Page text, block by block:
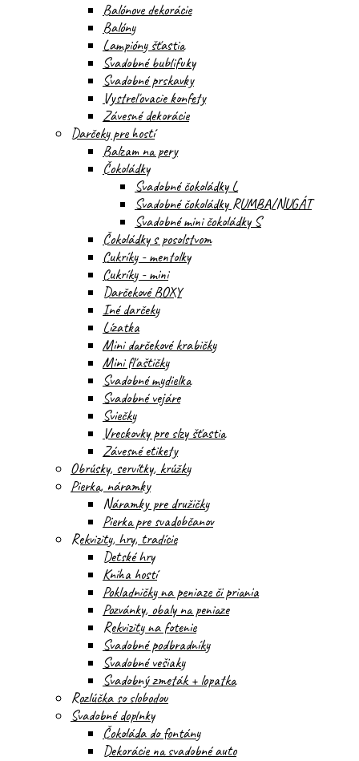
Balónove dekorácie
Balóny
Lampióny šťastia
Svadobné bublifuky
Svadobné prskavky
Vystreľovacie konfety
Závesné dekorácie
Darčeky pre hostí
Balzam na pery
Čokoládky
Svadobné čokoládky L
Svadobné čokoládky RUMBA/NUGÁT
Svadobné mini čokoládky S
Čokoládky s posolstvom
Cukríky - mentolky
Cukríky - mini
Darčekové BOXY
Iné darčeky
Lízatka
Mini darčekové krabičky
Mini fľaštičky
Svadobné mydielka
Svadobné vejáre
Sviečky
Vreckovky pre slzy šťastia
Závesné etikety
Obrúsky, servítky, krúžky
Pierka, náramky
Náramky pre družičky
Pierka pre svadobčanov
Rekvizity, hry, tradície
Detské hry
Kniha hostí
Pokladničky na peniaze či priania
Pozvánky, obaly na peniaze
Rekvizity na fotenie
Svadobné podbradníky
Svadobné vešiaky
Svadobný zmeták + lopatka
Rozlúčka so slobodou
Svadobné doplnky
Čokoláda do fontány
Dekorácie na svadobné auto